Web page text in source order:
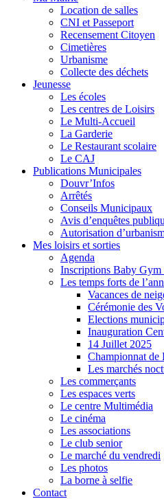
Location de salles
CNI et Passeport
Recensement Citoyen
Cimetières
Urbanisme
Collecte des déchets
Jeunesse
Les écoles
Les centres de Loisirs
Le Multi-Accueil
La Garderie
Le Restaurant scolaire
Le CAJ
Publications Municipales
Douvr’Infos
Arrêtés
Conseils Municipaux
Avis d’enquêtes
Autorisation
Mes loisirs et sorties
Agenda
Inscriptions Baby
Les temps forts de
Vacances de
Cérémonie des
Elections
Inauguration
14 Juillet 2025
Championnat de
Les marchés
Les commerçants
Les espaces verts
Le centre Multimédia
Le cinéma
Les associations
Le club senior
Le marché du vendredi
Les photos
La borne à selfie
Contact